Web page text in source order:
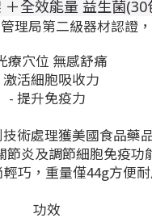
＋全效能量 益生菌(30
局第二級器材認證
療穴位 無感舒痛
激活細胞吸收力
- 提升免疫力
處理獲美國食品藥
炎及調節細胞免疫
巧，重量僅44g方便
功效